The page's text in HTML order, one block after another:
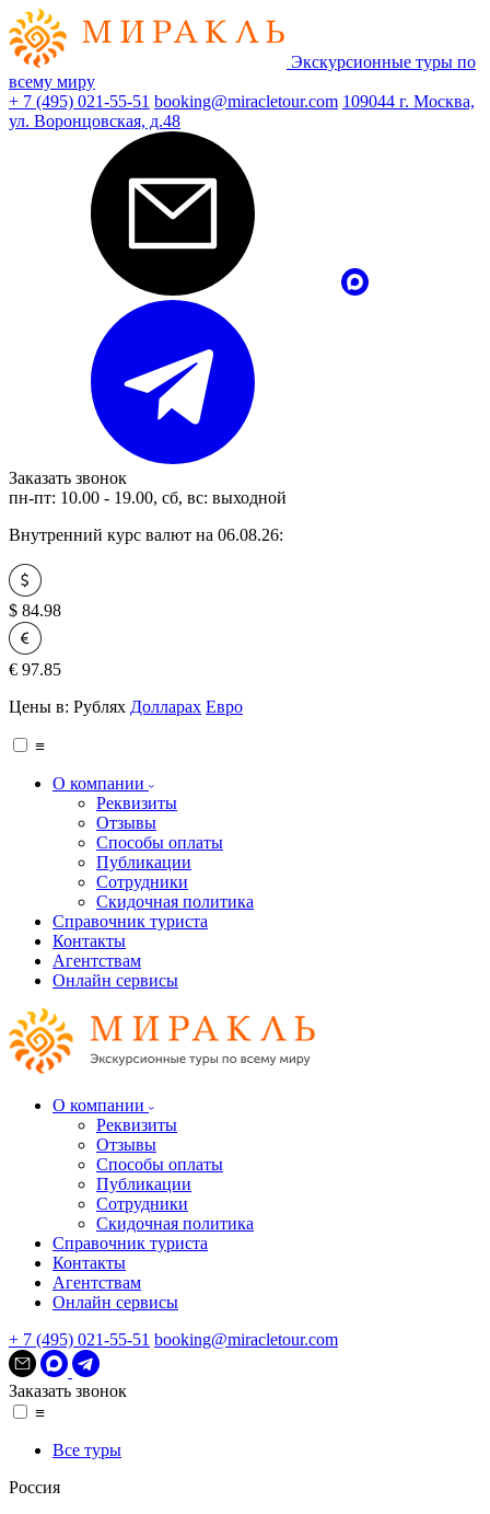
Экскурсионные туры по
всему миру
+ 7 (495) 021-55-51 booking@miracletour.com 109044 г. Москва,
ул. Воронцовская, д.48
Заказать звонок
пн-пт: 10.00 - 19.00, сб, вс: выходной
Внутренний курс валют на 06.08.26:
$ 84.98
€ 97.85
Цены в: Рублях Долларах Евро
≡
О компании
Реквизиты
Отзывы
Способы оплаты
Публикации
Сотрудники
Скидочная политика
Справочник туриста
Контакты
Агентствам
Онлайн сервисы
О компании
Реквизиты
Отзывы
Способы оплаты
Публикации
Сотрудники
Скидочная политика
Справочник туриста
Контакты
Агентствам
Онлайн сервисы
+ 7 (495) 021-55-51 booking@miracletour.com
Заказать звонок
≡
Все туры
Россия